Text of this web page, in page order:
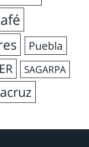
Puebla
SAGARPA